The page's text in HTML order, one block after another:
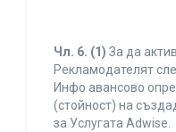
Чл. 6. (1) За да
Рекламодателят
Инфо авансово
(стойност) на
за Услугата Adwise.